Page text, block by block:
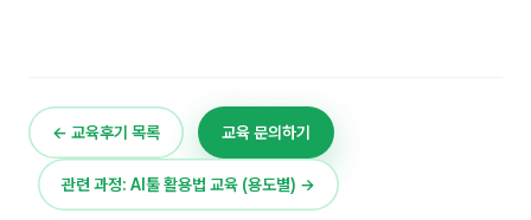
일정
지식
← 교육후기 목록 교육 문의하기
관련 과정: AI툴 활용법 교육 (용도별) →